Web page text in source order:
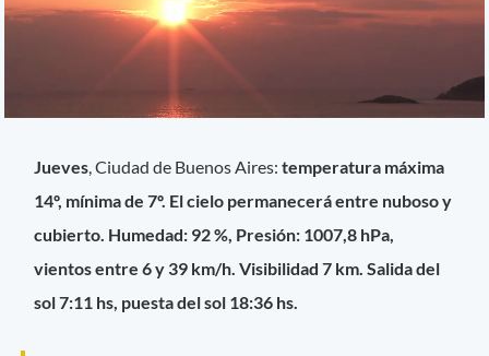
Jueves , Ciudad de Buenos Aires: temperatura máxima
14º, mínima de 7º. El cielo permanecerá entre nuboso y
cubierto. Humedad: 92 %, Presión: 1007,8 hPa,
vientos entre 6 y 39 km/h. Visibilidad 7 km. Salida del
sol 7:11 hs, puesta del sol 18:36 hs.